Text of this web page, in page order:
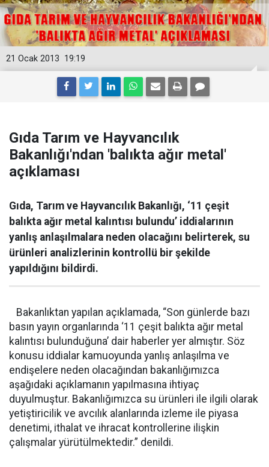
19:19
21 Ocak 2013
Gıda Tarım ve Hayvancılık
Bakanlığı'ndan 'balıkta ağır metal'
açıklaması
Gıda, Tarım ve Hayvancılık Bakanlığı, ‘11 çeşit
balıkta ağır metal kalıntısı bulundu’ iddialarının
yanlış anlaşılmalara neden olacağını belirterek, su
ürünleri analizlerinin kontrollü bir şekilde
yapıldığını bildirdi.
Bakanlıktan yapılan açıklamada, “Son günlerde bazı
basın yayın organlarında ‘11 çeşit balıkta ağır metal
kalıntısı bulunduğuna’ dair haberler yer almıştır. Söz
konusu iddialar kamuoyunda yanlış anlaşılma ve
endişelere neden olacağından bakanlığımızca
aşağıdaki açıklamanın yapılmasına ihtiyaç
duyulmuştur. Bakanlığımızca su ürünleri ile ilgili olarak
yetiştiricilik ve avcılık alanlarında izleme ile piyasa
denetimi, ithalat ve ihracat kontrollerine ilişkin
çalışmalar yürütülmektedir.” denildi.